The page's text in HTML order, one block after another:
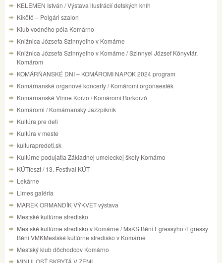
KELEMEN István / Výstava ilustrácií detských kníh
Kikötő – Polgári szalon
Klub vodného póla Komárno
Knižnica Józsefa Szinnyeiho v Komárne
Knižnica Józsefa Szinnyeiho v Komárne / Szinnyei József Könyvtár,
Komárom
KOMÁRŇANSKÉ DNI – KOMÁROMI NAPOK 2024 program
Komárňanské organové koncerty / Komáromi orgonaesték
Komárňanské Vínne Korzo / Komáromi Borkorzó
Komáromi / Komárňanský Jazzpiknik
Kultúra pre deti
Kultúra v meste
kulturapredeti.sk
Kultúrne podujatia Základnej umeleckej školy Komárno
KÚTfeszt / 13. Festival KÚT
Lekárne
Limes galéria
MAREK ORMANDÍK VÝKVET výstava
Mestské kultúrne stredisko
Mestské kultúrne stredisko v Komárne / MsKS Béni Egressyho /Egressy
Béni VMKMestské kultúrne stredisko v Komárne
Mestský klub dôchodcov Komárno
MINULOSŤ SKRYTÁ V ZEMI